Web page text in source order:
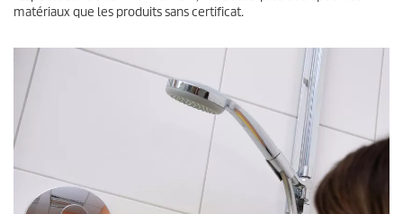
matériaux que les produits sans certificat.